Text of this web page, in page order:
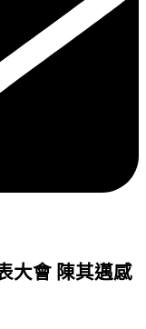
大會 陳其邁感